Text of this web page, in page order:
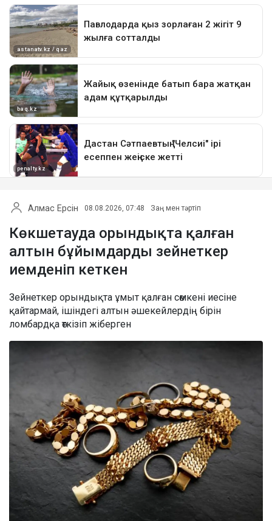
Алмас Ерсін 08.08.2026, 07:48 Заң мен тәртіп
Көкшетауда орындықта қалған
алтын бұйымдарды зейнеткер
иемденіп кеткен
Зейнеткер орындықта ұмыт қалған сөмкені иесіне
қайтармай, ішіндегі алтын әшекейлердің бірін
ломбардқа өткізіп жіберген